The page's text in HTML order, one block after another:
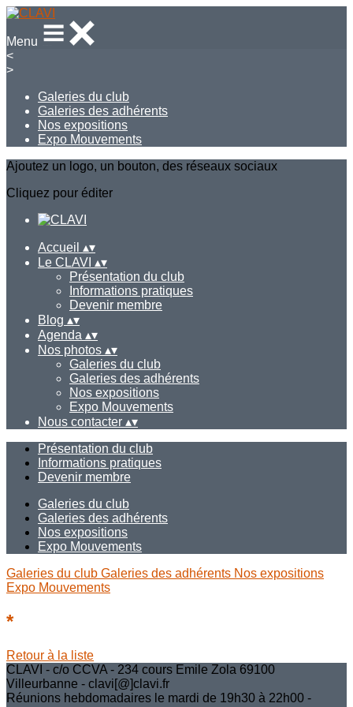
Menu
<
>
Galeries du club
Galeries des adhérents
Nos expositions
Expo Mouvements
Ajoutez un logo, un bouton, des réseaux sociaux
Cliquez pour éditer
Accueil ▴▾
Le CLAVI ▴▾
Présentation du club
Informations pratiques
Devenir membre
Blog ▴▾
Agenda ▴▾
Nos photos ▴▾
Galeries du club
Galeries des adhérents
Nos expositions
Expo Mouvements
Nous contacter ▴▾
Présentation du club
Informations pratiques
Devenir membre
Galeries du club
Galeries des adhérents
Nos expositions
Expo Mouvements
Galeries du club Galeries des adhérents Nos expositions
Expo Mouvements
*
Retour à la liste
CLAVI - c/o CCVA - 234 cours Emile Zola 69100
Villeurbanne - clavi[@]clavi.fr
Réunions hebdomadaires le mardi de 19h30 à 22h00 -